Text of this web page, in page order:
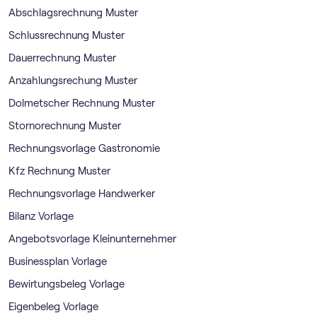
Abschlagsrechnung Muster
Schlussrechnung Muster
Dauerrechnung Muster
Anzahlungsrechung Muster
Dolmetscher Rechnung Muster
Stornorechnung Muster
Rechnungsvorlage Gastronomie
Kfz Rechnung Muster
Rechnungsvorlage Handwerker
Bilanz Vorlage
Angebotsvorlage Kleinunternehmer
Businessplan Vorlage
Bewirtungsbeleg Vorlage
Eigenbeleg Vorlage